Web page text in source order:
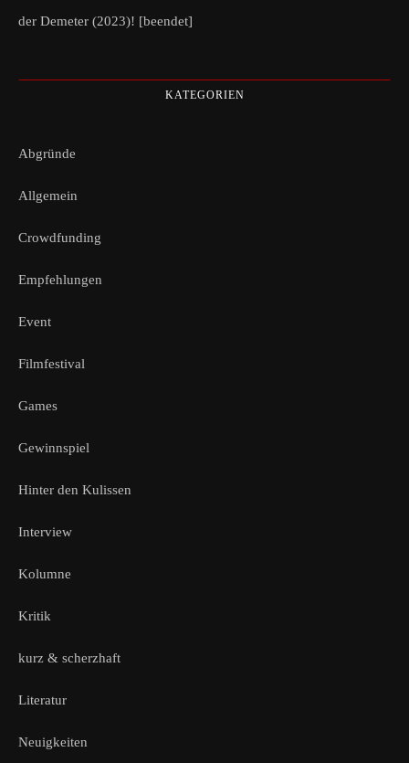
der Demeter (2023)! [beendet]
KATEGORIEN
Abgründe
Allgemein
Crowdfunding
Empfehlungen
Event
Filmfestival
Games
Gewinnspiel
Hinter den Kulissen
Interview
Kolumne
Kritik
kurz & scherzhaft
Literatur
Neuigkeiten